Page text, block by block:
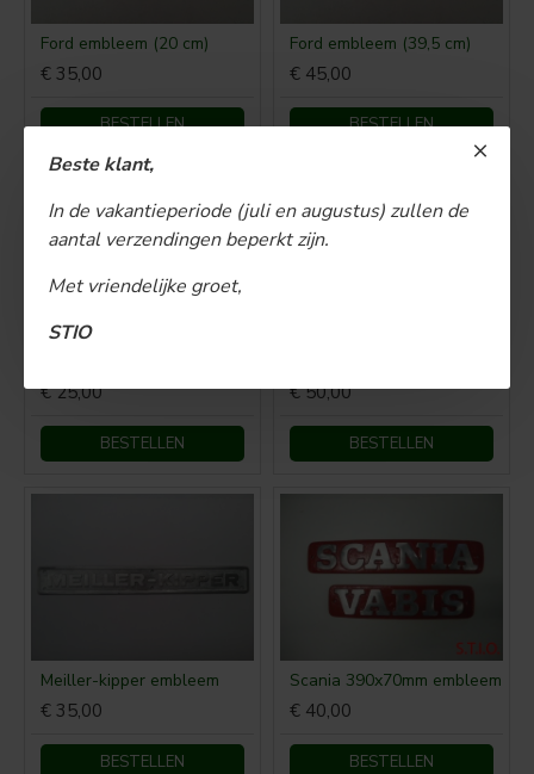
Beste klant,
In de vakantieperiode (juli en augustus) zullen de
aantal verzendingen beperkt zijn.
Met vriendelijke groet,
STIO
Ford embleem (20 cm)
€ 35,00
BESTELLEN
Ford embleem (39,5 cm)
€ 45,00
BESTELLEN
€ 25,00
BESTELLEN
€ 50,00
BESTELLEN
Meiller-kipper embleem
€ 35,00
BESTELLEN
Scania 390x70mm embleem
€ 40,00
BESTELLEN